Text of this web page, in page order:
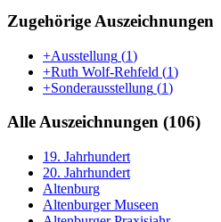
Zugehörige Auszeichnungen
+Ausstellung (1)
+Ruth Wolf-Rehfeld (1)
+Sonderausstellung (1)
Alle Auszeichnungen (106)
19. Jahrhundert
20. Jahrhundert
Altenburg
Altenburger Museen